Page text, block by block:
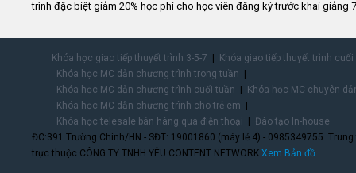
trình đặc biệt giảm 20% học phí cho học viên đăng ký trước khai giảng
Khóa học giao tiếp thuyết trình 3-5-7
Khóa giao tiếp thuyết trình
Khóa học MC dẫn chương trình trong tuần
Khóa học MC dẫn chương trình cuối tuần
Khóa học MC chuyên
Khóa học MC dẫn chương trình cho trẻ em
Khóa học telesale bán hàng qua điện thoại
Đào tạo In-house
ĐC:391 Trường Chinh/HN - SĐT: 19001860 (máy lẻ 4) - 0985349755.
trực thuộc CÔNG TY TNHH YÊU CONTENT NETWORK.Xem Bản đồ